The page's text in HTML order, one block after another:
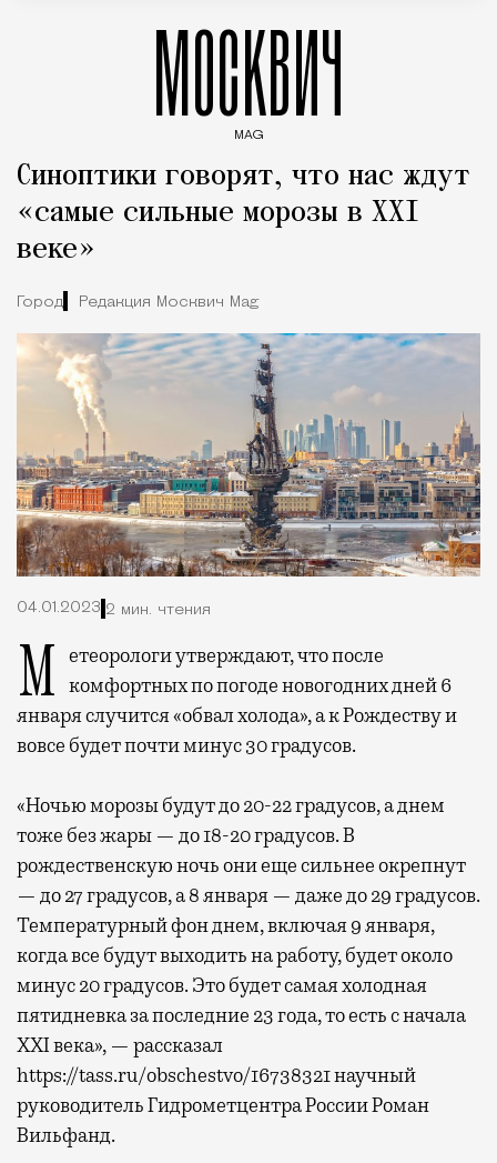
МОСКВИЧ
MAG
Синоптики говорят, что нас ждут
«самые сильные морозы в XXI
веке»
Город Редакция Москвич Mag
04.01.2023 2 мин. чтения
Метеорологи утверждают, что после комфортных по погоде новогодних дней 6
января случится «обвал холода», а к Рождеству и
вовсе будет почти минус 30 градусов.
«Ночью морозы будут до 20-22 градусов, а днем
тоже без жары — до 18-20 градусов. В
рождественскую ночь они еще сильнее окрепнут
— до 27 градусов, а 8 января — даже до 29 градусов.
Температурный фон днем, включая 9 января,
когда все будут выходить на работу, будет около
минус 20 градусов. Это будет самая холодная
пятидневка за последние 23 года, то есть с начала
XXI века», — рассказал
https://tass.ru/obschestvo/16738321 научный
руководитель Гидрометцентра России Роман
Вильфанд.